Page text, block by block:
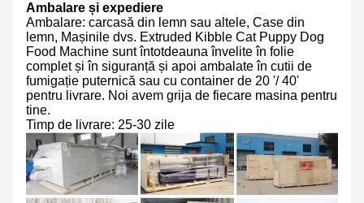
Ambalare și expediere
Ambalare: carcasă din lemn sau altele, Case din
lemn, Mașinile dvs. Extruded Kibble Cat Puppy Dog
Food Machine sunt întotdeauna învelite în folie
complet și în siguranță și apoi ambalate în cutii de
fumigație puternică sau cu container de 20 '/ 40'
pentru livrare. Noi avem grija de fiecare masina pentru
tine.
Timp de livrare: 25-30 zile